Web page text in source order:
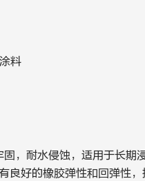
料
，耐水侵蚀，适用于长期
好的橡胶弹性和回弹性